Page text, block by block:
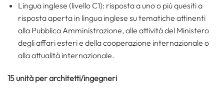
Lingua inglese (livello C1): risposta a uno o più quesiti a
risposta aperta in lingua inglese su tematiche attinenti
alla Pubblica Amministrazione, alle attività del Ministero
degli affari esteri e della cooperazione internazionale o
alla attualità internazionale.
15 unità per architetti/ingegneri